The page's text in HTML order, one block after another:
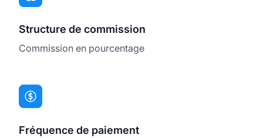
Structure de commission
Commission en pourcentage
Fréquence de paiement